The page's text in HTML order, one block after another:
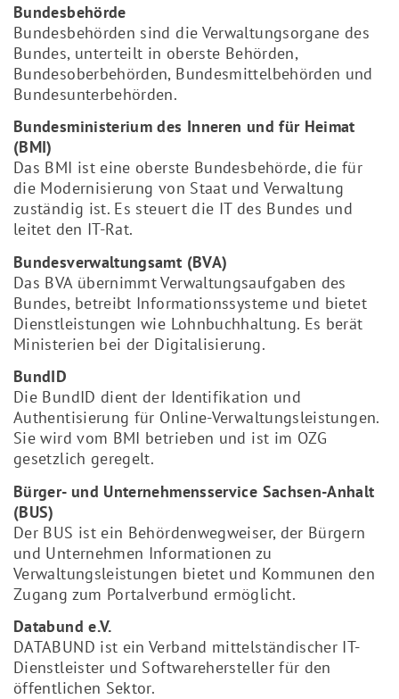
Bundesbehörde
Bundesbehörden sind die Verwaltungsorgane des
Bundes, unterteilt in oberste Behörden,
Bundesoberbehörden, Bundesmittelbehörden und
Bundesunterbehörden.
Bundesministerium des Inneren und für Heimat
(BMI)
Das BMI ist eine oberste Bundesbehörde, die für
die Modernisierung von Staat und Verwaltung
zuständig ist. Es steuert die IT des Bundes und
leitet den IT-Rat.
Bundesverwaltungsamt (BVA)
Das BVA übernimmt Verwaltungsaufgaben des
Bundes, betreibt Informationssysteme und bietet
Dienstleistungen wie Lohnbuchhaltung. Es berät
Ministerien bei der Digitalisierung.
BundID
Die BundID dient der Identifikation und
Authentisierung für Online-Verwaltungsleistungen.
Sie wird vom BMI betrieben und ist im OZG
gesetzlich geregelt.
Bürger- und Unternehmensservice Sachsen-Anhalt
(BUS)
Der BUS ist ein Behördenwegweiser, der Bürgern
und Unternehmen Informationen zu
Verwaltungsleistungen bietet und Kommunen den
Zugang zum Portalverbund ermöglicht.
Databund e.V.
DATABUND ist ein Verband mittelständischer IT-
Dienstleister und Softwarehersteller für den
öffentlichen Sektor.